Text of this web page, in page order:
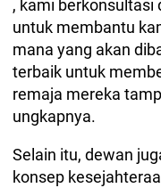
, kami berkonsultasi
untuk membantu
mana yang akan
terbaik untuk
remaja mereka
ungkapnya.
Selain itu, dewan
konsep